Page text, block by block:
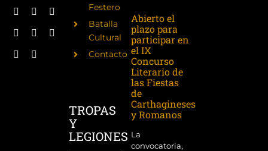
Festero
Batalla
Cultural
Contacto
TROPAS
Y
LEGIONES
Abierto el
plazo para
participar en
el IX
Concurso
Literario de
las Fiestas
de
Carthagineses
y Romanos
La
convocatoria,